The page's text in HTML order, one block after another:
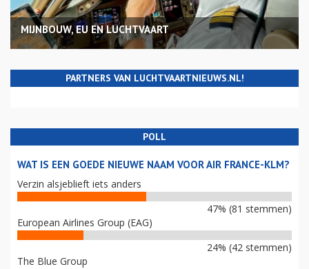
MIJNBOUW, EU EN LUCHTVAART
PARTNERS VAN LUCHTVAARTNIEUWS.NL!
POLL
WAT IS EEN GOEDE NIEUWE NAAM VOOR AIR FRANCE-KLM?
Verzin alsjeblieft iets anders
47% (81 stemmen)
European Airlines Group (EAG)
24% (42 stemmen)
The Blue Group